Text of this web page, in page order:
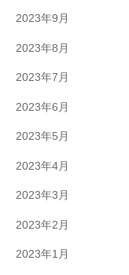
2023年9月
2023年8月
2023年7月
2023年6月
2023年5月
2023年4月
2023年3月
2023年2月
2023年1月